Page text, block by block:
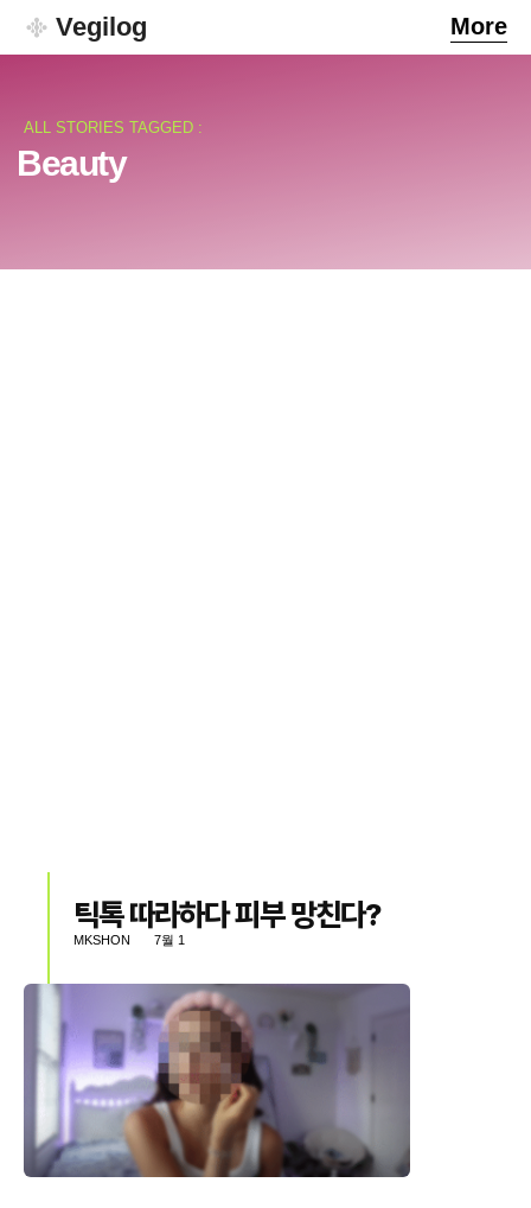
Vegilog More
ALL STORIES TAGGED :
Beauty
틱톡 따라하다 피부 망친다?
MKSHON 7월 1